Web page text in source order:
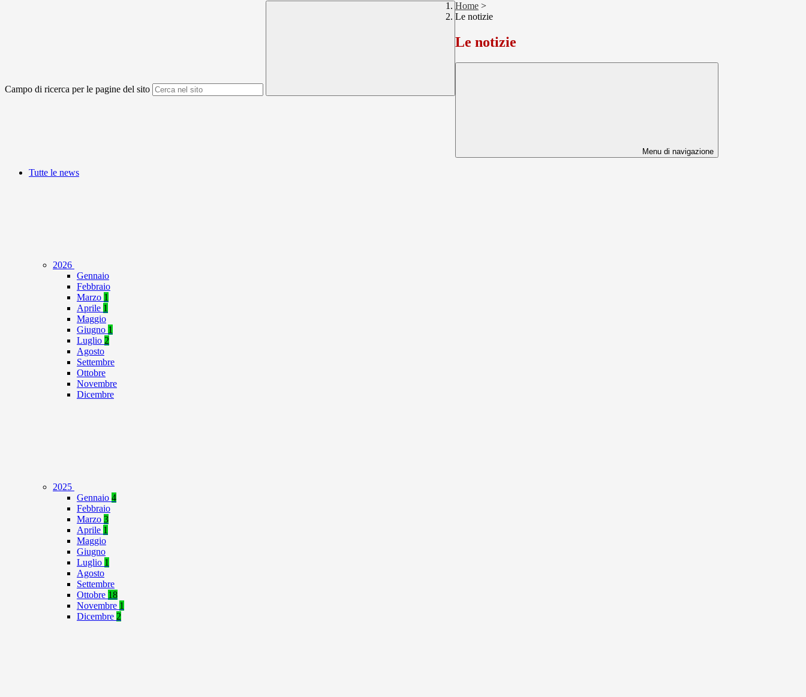
Campo di ricerca per le pagine del sito
Home >
Le notizie
Le notizie
Menu di navigazione
Tutte le news
2026
Gennaio
Febbraio
Marzo 1
Aprile 1
Maggio
Giugno 1
Luglio 2
Agosto
Settembre
Ottobre
Novembre
Dicembre
2025
Gennaio 4
Febbraio
Marzo 3
Aprile 1
Maggio
Giugno
Luglio 1
Agosto
Settembre
Ottobre 18
Novembre 1
Dicembre 2